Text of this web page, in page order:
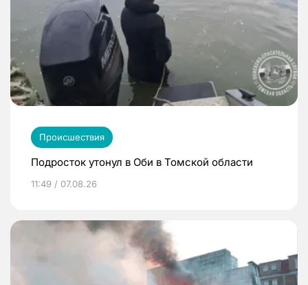
Происшествия
Подросток утонул в Оби в Томской области
11:49 / 07.08.26